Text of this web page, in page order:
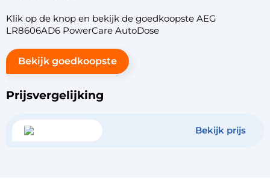
Klik op de knop en bekijk de goedkoopste AEG
LR8606AD6 PowerCare AutoDose
Bekijk goedkoopste
Prijsvergelijking
Bekijk prijs